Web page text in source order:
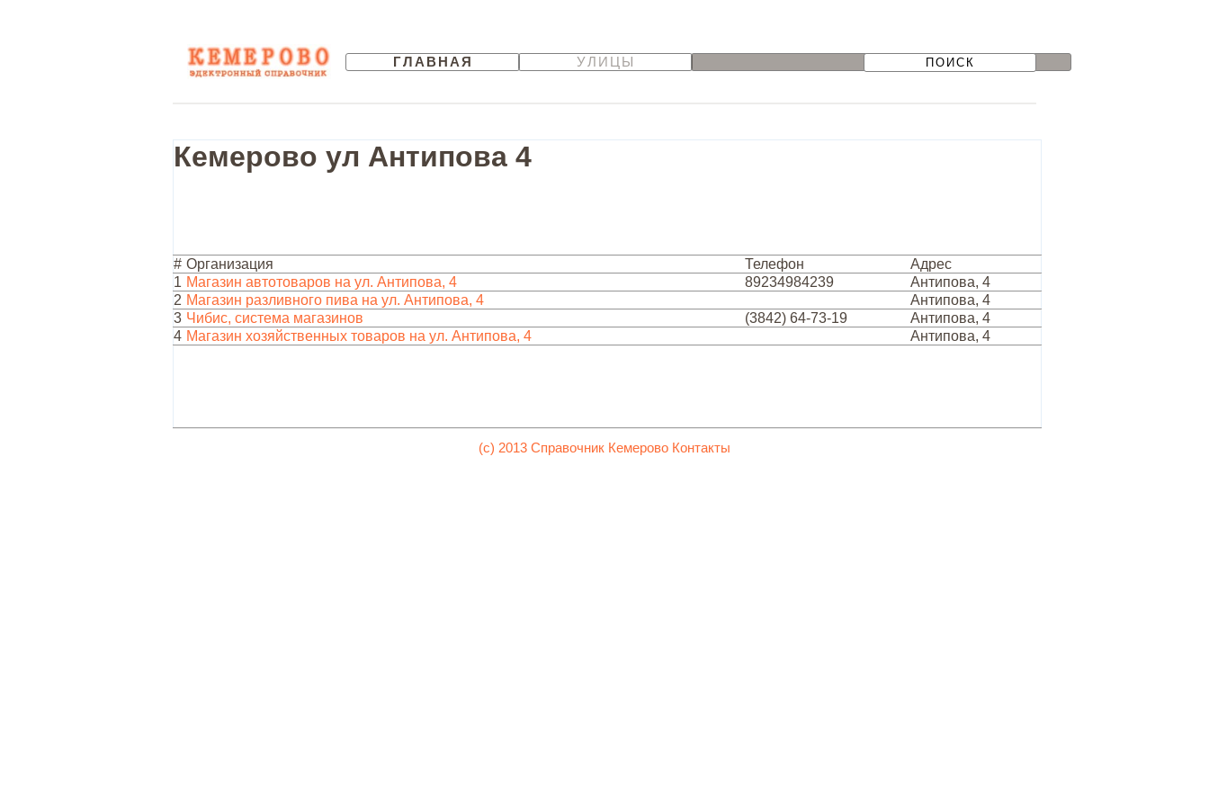
ГЛАВНАЯ УЛИЦЫ
Кемерово ул Антипова 4
# Организация Телефон
Адрес
1 Магазин автотоваров на ул. Антипова, 4 89234984239
Антипова, 4
2 Магазин разливного пива на ул. Антипова, 4
Антипова, 4
3 Чибис, система магазинов (3842) 64-73-19
Антипова, 4
4 Магазин хозяйственных товаров на ул. Антипова, 4 Антипова, 4
(c) 2013 Справочник Кемерово Контакты